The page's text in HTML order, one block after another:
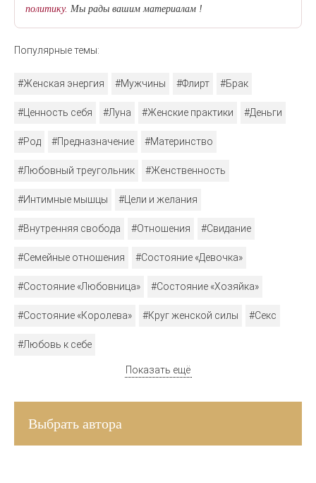
политику. Мы рады вашим материалам !
Популярные темы:
#Женская энергия #Мужчины #Флирт #Брак
#Ценность себя #Луна #Женские практики #Деньги
#Род #Предназначение #Материнство
#Любовный треугольник #Женственность
#Интимные мышцы #Цели и желания
#Внутренняя свобода #Отношения #Свидание
#Семейные отношения #Состояние «Девочка»
#Состояние «Любовница» #Состояние «Хозяйка»
#Состояние «Королева» #Круг женской силы #Секс
#Любовь к себе
Показать ещё
Выбрать автора